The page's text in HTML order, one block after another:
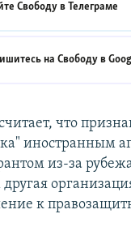
Свободу вТелеграме
на Свободу в
что
иностранным
из-за
к